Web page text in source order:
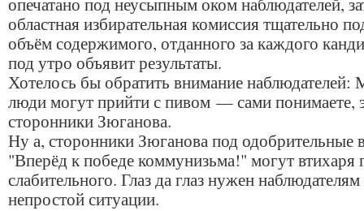
областная избирательная комиссия тщательно
объём содержимого, отданного за каждого
под утро объявит результаты.
Хотелось бы обратить внимание наблюдателей:
люди могут прийти с пивом — сами понимаете,
сторонники Зюганова.
Ну а, сторонники Зюганова под одобрительные
"Вперёд к победе коммунизьма!" могут втихаря
слабительного. Глаз да глаз нужен
непростой ситуации.